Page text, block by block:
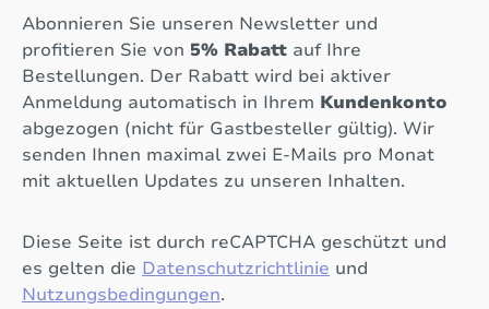
Abonnieren Sie unseren Newsletter und
profitieren Sie von 5% Rabatt auf Ihre
Bestellungen. Der Rabatt wird bei aktiver
Anmeldung automatisch in Ihrem Kundenkonto
abgezogen (nicht für Gastbesteller gültig). Wir
senden Ihnen maximal zwei E-Mails pro Monat
mit aktuellen Updates zu unseren Inhalten.
Diese Seite ist durch reCAPTCHA geschützt und
es gelten die Datenschutzrichtlinie und
Nutzungsbedingungen.